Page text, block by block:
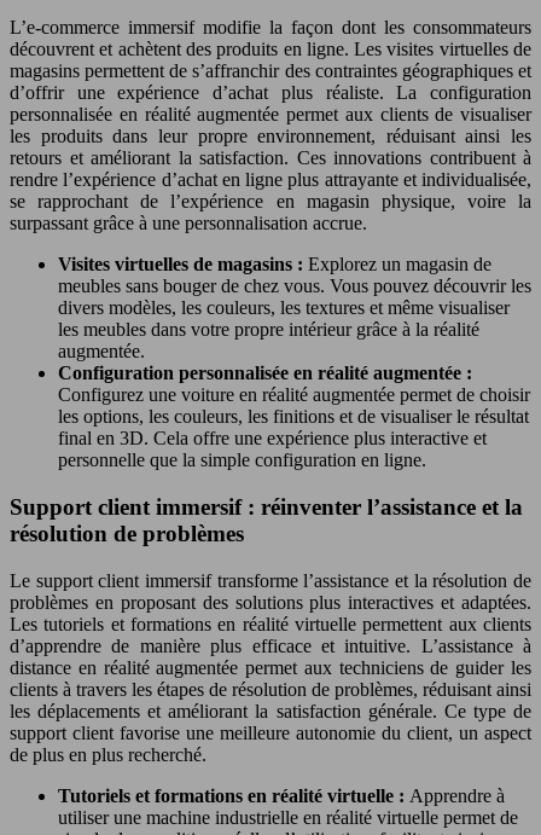
L’e-commerce immersif modifie la façon dont les consommateurs
découvrent et achètent des produits en ligne. Les visites virtuelles de
magasins permettent de s’affranchir des contraintes géographiques et
d’offrir une expérience d’achat plus réaliste. La configuration
personnalisée en réalité augmentée permet aux clients de visualiser
les produits dans leur propre environnement, réduisant ainsi les
retours et améliorant la satisfaction. Ces innovations contribuent à
rendre l’expérience d’achat en ligne plus attrayante et individualisée,
se rapprochant de l’expérience en magasin physique, voire la
surpassant grâce à une personnalisation accrue.
Visites virtuelles de magasins : Explorez un magasin de
meubles sans bouger de chez vous. Vous pouvez découvrir les
divers modèles, les couleurs, les textures et même visualiser
les meubles dans votre propre intérieur grâce à la réalité
augmentée.
Configuration personnalisée en réalité augmentée :
Configurez une voiture en réalité augmentée permet de choisir
les options, les couleurs, les finitions et de visualiser le résultat
final en 3D. Cela offre une expérience plus interactive et
personnelle que la simple configuration en ligne.
Support client immersif : réinventer l’assistance et la
résolution de problèmes
Le support client immersif transforme l’assistance et la résolution de
problèmes en proposant des solutions plus interactives et adaptées.
Les tutoriels et formations en réalité virtuelle permettent aux clients
d’apprendre de manière plus efficace et intuitive. L’assistance à
distance en réalité augmentée permet aux techniciens de guider les
clients à travers les étapes de résolution de problèmes, réduisant ainsi
les déplacements et améliorant la satisfaction générale. Ce type de
support client favorise une meilleure autonomie du client, un aspect
de plus en plus recherché.
Tutoriels et formations en réalité virtuelle : Apprendre à
utiliser une machine industrielle en réalité virtuelle permet de